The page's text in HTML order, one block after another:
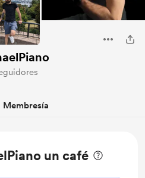
Membresía
un café